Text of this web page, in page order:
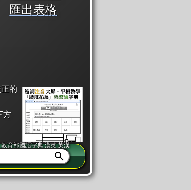
的
方
音」或「同筆畫」。
」此字詞的解釋，不
教育部國語字典·漢英·英漢